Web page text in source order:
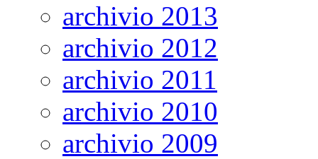
archivio 2013
archivio 2012
archivio 2011
archivio 2010
archivio 2009